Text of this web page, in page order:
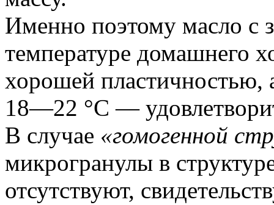
Именно поэтому масло с
температуре домашнего
хорошей пластичностью,
18—22 °С —
В случае «гомогенной
микрогранулы в
отсутствуют,